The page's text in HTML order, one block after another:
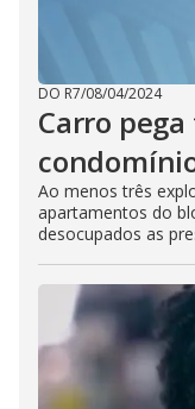
DO R7/08/04/2024
Carro
Ao menos três
apartamentos do
desocupados as